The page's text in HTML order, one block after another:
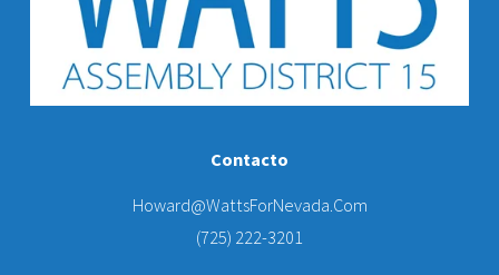
Contacto
Howard@WattsForNevada.Com
(725) 222-3201